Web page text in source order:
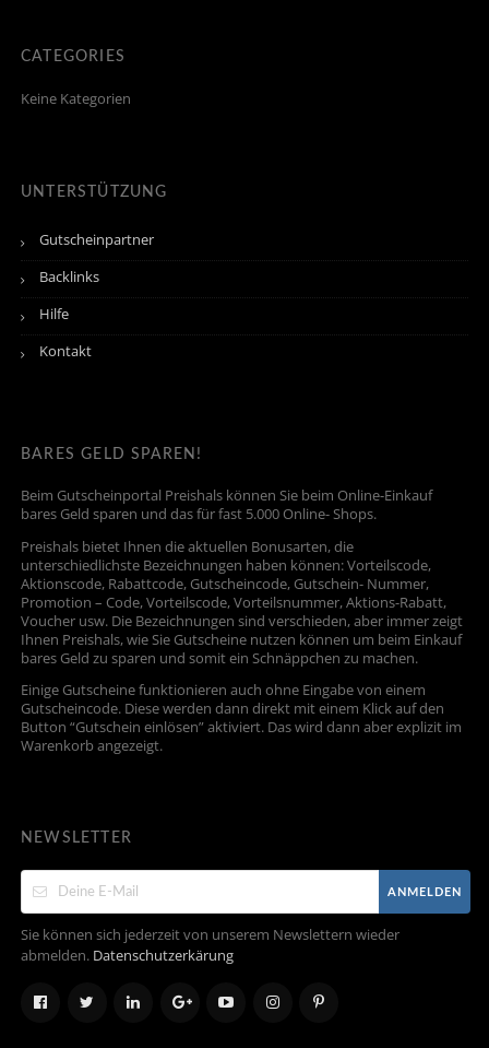
CATEGORIES
Keine Kategorien
UNTERSTÜTZUNG
Gutscheinpartner
Backlinks
Hilfe
Kontakt
BARES GELD SPAREN!
Beim Gutscheinportal Preishals können Sie beim Online-Einkauf
bares Geld sparen und das für fast 5.000 Online- Shops.
Preishals bietet Ihnen die aktuellen Bonusarten, die
unterschiedlichste Bezeichnungen haben können: Vorteilscode,
Aktionscode, Rabattcode, Gutscheincode, Gutschein- Nummer,
Promotion – Code, Vorteilscode, Vorteilsnummer, Aktions-Rabatt,
Voucher usw. Die Bezeichnungen sind verschieden, aber immer zeigt
Ihnen Preishals, wie Sie Gutscheine nutzen können um beim Einkauf
bares Geld zu sparen und somit ein Schnäppchen zu machen.
Einige Gutscheine funktionieren auch ohne Eingabe von einem
Gutscheincode. Diese werden dann direkt mit einem Klick auf den
Button “Gutschein einlösen” aktiviert. Das wird dann aber explizit im
Warenkorb angezeigt.
NEWSLETTER
ANMELDEN
Sie können sich jederzeit von unserem Newslettern wieder
abmelden. Datenschutzerkärung